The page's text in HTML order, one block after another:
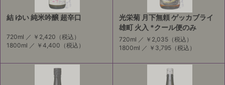
結 ゆい 純米吟醸 超辛口
720ml ／ ￥2,420 （税込）
1800ml ／ ￥4,400 （税込）
光栄菊 月下無頼 ゲッカブライ
雄町 火入 *クール便のみ
720ml ／ ￥2,035（税込）
1800ml ／ ￥3,795（税込）